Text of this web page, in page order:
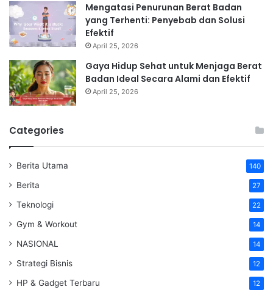
Mengatasi Penurunan Berat Badan
yang Terhenti: Penyebab dan Solusi
Efektif
April 25, 2026
Gaya Hidup Sehat untuk Menjaga Berat
Badan Ideal Secara Alami dan Efektif
April 25, 2026
Categories
Berita Utama 140
Berita 27
Teknologi 22
Gym & Workout 14
NASIONAL 14
Strategi Bisnis 12
HP & Gadget Terbaru 12